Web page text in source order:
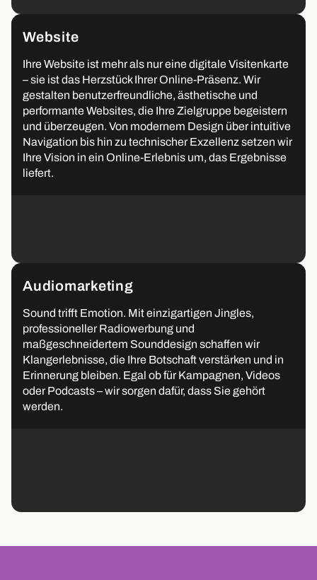
Website
Ihre Website ist mehr als nur eine digitale Visitenkarte
– sie ist das Herzstück Ihrer Online-Präsenz. Wir
gestalten benutzerfreundliche, ästhetische und
performante Websites, die Ihre Zielgruppe begeistern
und überzeugen. Von modernem Design über intuitive
Navigation bis hin zu technischer Exzellenz setzen wir
Ihre Vision in ein Online-Erlebnis um, das Ergebnisse
liefert.
Audiomarketing
Sound trifft Emotion. Mit einzigartigen Jingles,
professioneller Radiowerbung und
maßgeschneidertem Sounddesign schaffen wir
Klangerlebnisse, die Ihre Botschaft verstärken und in
Erinnerung bleiben. Egal ob für Kampagnen, Videos
oder Podcasts – wir sorgen dafür, dass Sie gehört
werden.